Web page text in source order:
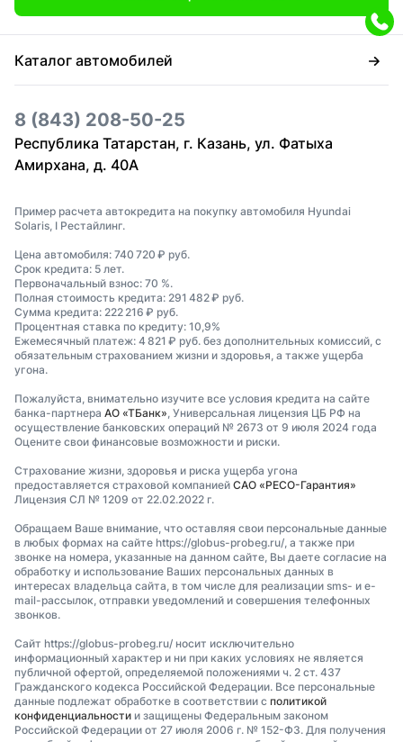
Каталог автомобилей
8 (843) 208-50-25
Республика Татарстан, г. Казань, ул. Фатыха
Амирхана, д. 40А
Пример расчета автокредита на покупку автомобиля Hyundai
Solaris, I Рестайлинг.
Цена автомобиля: 740 720 ₽ руб.
Срок кредита: 5 лет.
Первоначальный взнос: 70 %.
Полная стоимость кредита: 291 482 ₽ руб.
Сумма кредита: 222 216 ₽ руб.
Процентная ставка по кредиту: 10,9%
Ежемесячный платеж: 4 821 ₽ руб. без дополнительных комиссий, с
обязательным страхованием жизни и здоровья, а также ущерба
угона.
Пожалуйста, внимательно изучите все условия кредита на сайте
банка-партнера АО «ТБанк», Универсальная лицензия ЦБ РФ на
осуществление банковских операций № 2673 от 9 июля 2024 года
Оцените свои финансовые возможности и риски.
Страхование жизни, здоровья и риска ущерба угона
предоставляется страховой компанией САО «РЕСО-Гарантия»
Лицензия СЛ № 1209 от 22.02.2022 г.
Обращаем Ваше внимание, что оставляя свои персональные данные
в любых формах на сайте https://globus-probeg.ru/, а также при
звонке на номера, указанные на данном сайте, Вы даете согласие на
обработку и использование Ваших персональных данных в
интересах владельца сайта, в том числе для реализации sms- и e-
mail-рассылок, отправки уведомлений и совершения телефонных
звонков.
Сайт https://globus-probeg.ru/ носит исключительно
информационный характер и ни при каких условиях не является
публичной офертой, определяемой положениями ч. 2 ст. 437
Гражданского кодекса Российской Федерации. Все персональные
данные подлежат обработке в соответствии с политикой
конфиденциальности и защищены Федеральным законом
Российской Федерации от 27 июля 2006 г. № 152-ФЗ. Для получения